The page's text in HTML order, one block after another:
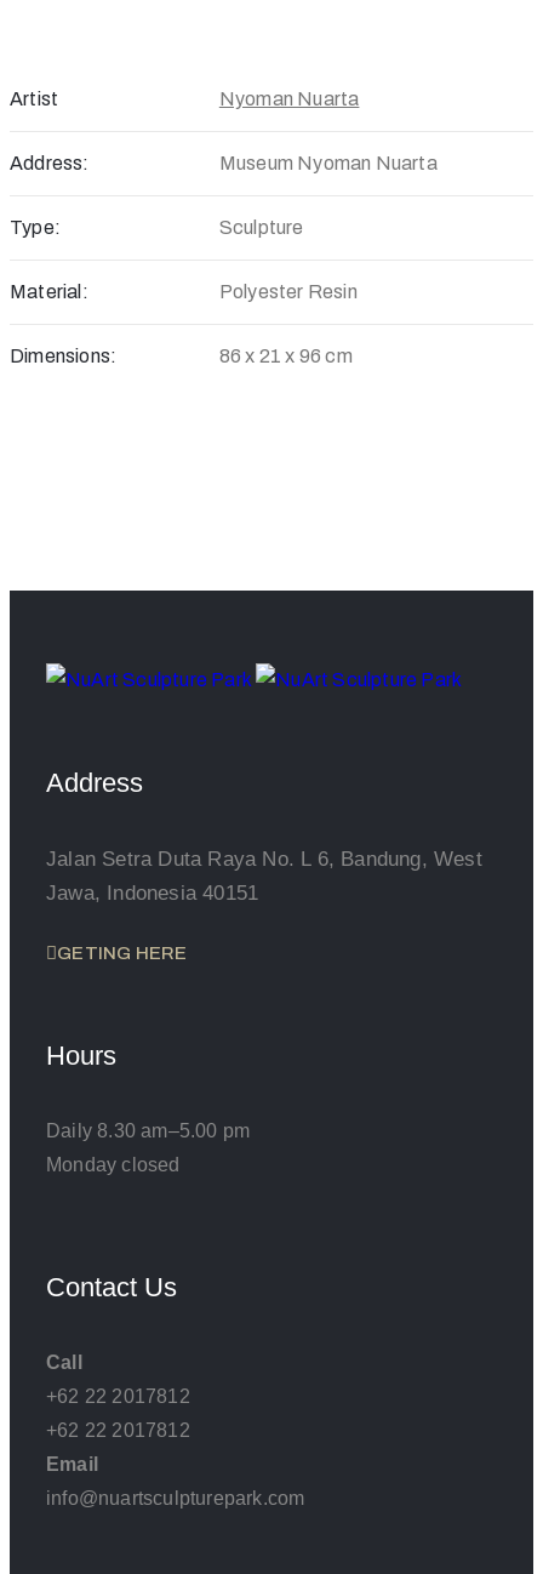
Artist Nyoman Nuarta
Address: Museum Nyoman Nuarta
Type: Sculpture
Material: Polyester Resin
Dimensions: 86 x 21 x 96 cm
Address
Jalan Setra Duta Raya No. L 6, Bandung, West
Jawa, Indonesia 40151
GETING HERE
Hours
Daily 8.30 am–5.00 pm
Monday closed
Contact Us
Call
+62 22 2017812
+62 22 2017812
Email
info@nuartsculpturepark.com